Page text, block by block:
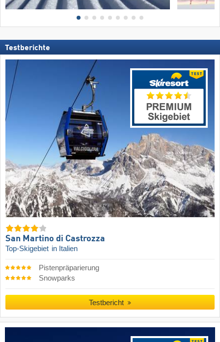
Testberichte
San Martino di Castrozza
Top-Skigebiet in Italien
Pistenpräparierung
Snowparks
Testbericht